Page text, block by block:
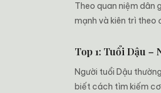
Theo quan niệm dân
mạnh và kiên trì theo
Top 1: Tuổi Dậu
Người tuổi Dậu
biết cách tìm kiếm